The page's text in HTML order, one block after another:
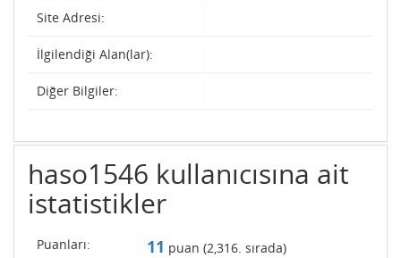
Site Adresi:
İlgilendiği Alan(lar):
Diğer Bilgiler:
haso1546 kullanıcısına ait
istatistikler
Puanları: 11 puan (2,316. sırada)